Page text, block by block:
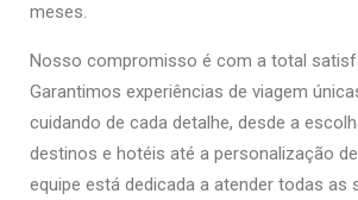
meses.
Nosso compromisso é com a total
Garantimos experiências de viagem
cuidando de cada detalhe, desde a
destinos e hotéis até a personalização
equipe está dedicada a atender todas as